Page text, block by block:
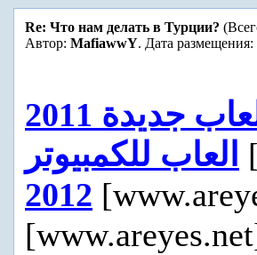
Re: Что нам делать в Турции?
Автор: MafiawwY. Дата размещения:
جديدة 2011
العاب للكمبيوتر
2012